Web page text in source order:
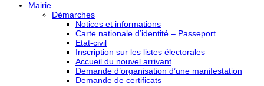
Mairie
Démarches
Notices et informations
Carte nationale d’identité – Passeport
Etat-civil
Inscription sur les listes électorales
Accueil du nouvel arrivant
Demande d’organisation d’une manifestation
Demande de certificats